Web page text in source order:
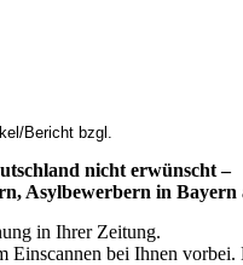
Bericht bzgl.
nicht erwünscht –
Asylbewerbern in
in Ihrer Zeitung.
Einscannen bei Ihnen